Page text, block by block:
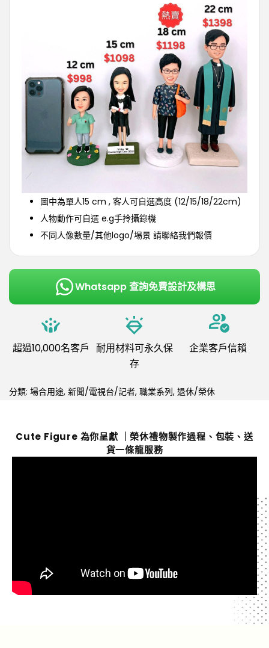
圖中為單人15 cm , 客人可自選高度 (12/15/18/22cm)
人物動作可自選 e.g手拎攝錄機
不同人像數量/其他logo/埸景 請聯絡我們報價
Whatsapp 查詢免費設計及構思
超過10,000名客戶 耐用材料可永久保
存
企業客戶信賴
分類: 場合用途, 新聞/電視台/記者, 職業系列, 退休/榮休
Cute Figure 為你呈獻 ｜榮休禮物製作過程、包裝、送
貨一條龍服務